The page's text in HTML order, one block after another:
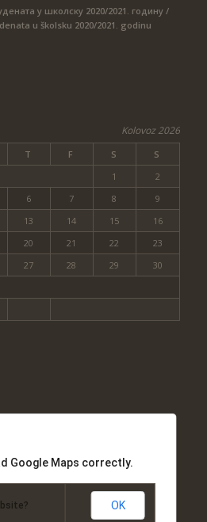
у школску 2020/2021. годину /
u školsku 2020/2021. godinu
Kolovoz 2026
T F S S
1
2
6 7 8
9
13 14 15
16
20 21 22
23
27 28 29
30
Google Maps correctly.
OK